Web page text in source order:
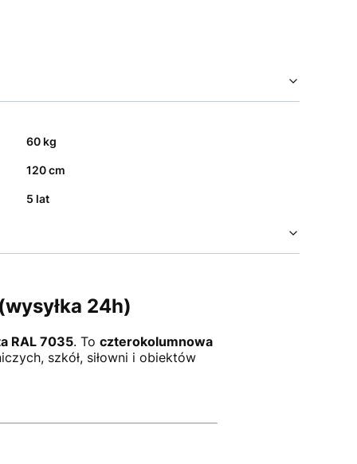
60 kg
120 cm
5 lat
24h)
RAL 7035. To czterokolumnowa
szkół, siłowni i obiektów